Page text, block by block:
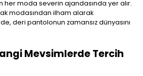
her moda severin ajandasında yer alır.
modasından ilham alarak
deri pantolonun zamansız dünyasını
Mevsimlerde Tercih